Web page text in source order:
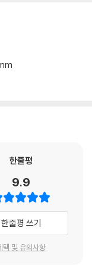
한줄평
9.9
한줄평 쓰기
택 및 유의사항